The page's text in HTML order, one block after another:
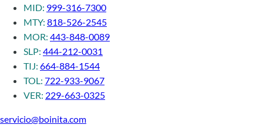
MID: 999-316-7300
MTY: 818-526-2545
MOR: 443-848-0089
SLP: 444-212-0031
TIJ: 664-884-1544
TOL: 722-933-9067
VER: 229-663-0325
servicio@boinita.com